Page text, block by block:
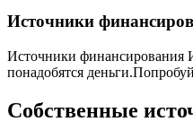
Источники
Источники финансирования
понадобятся
Собственные